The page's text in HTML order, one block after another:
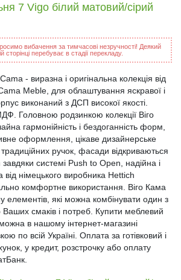
7 Vigo білий матовий/сірий
вибачення за тимчасові незручності! Деякий
сторінці перебуває в стадії перекладу.
- виразна і оригінальна колекція від
Meble, для облаштування яскравої і
виконаний з ДСП високої якості.
Головною родзинкою колекції Віго
гармонійність і бездоганність форм,
оформлення, цікаве дизайнерське
традиційних ручок, фасади відкриваються
системі Push to Open, надійна і
від німецького виробника Hettich
комфортне використання. Віго Кама
елементів, які можна комбінувати один з
Ваших смаків і потреб. Купити меблевий
в нашому інтернет-магазині
по всій Україні. Оплата за готівковий і
у кредит, розстрочку або оплату